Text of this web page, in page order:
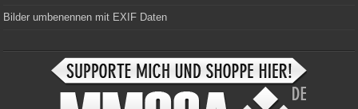
Bilder umbenennen mit EXIF Daten